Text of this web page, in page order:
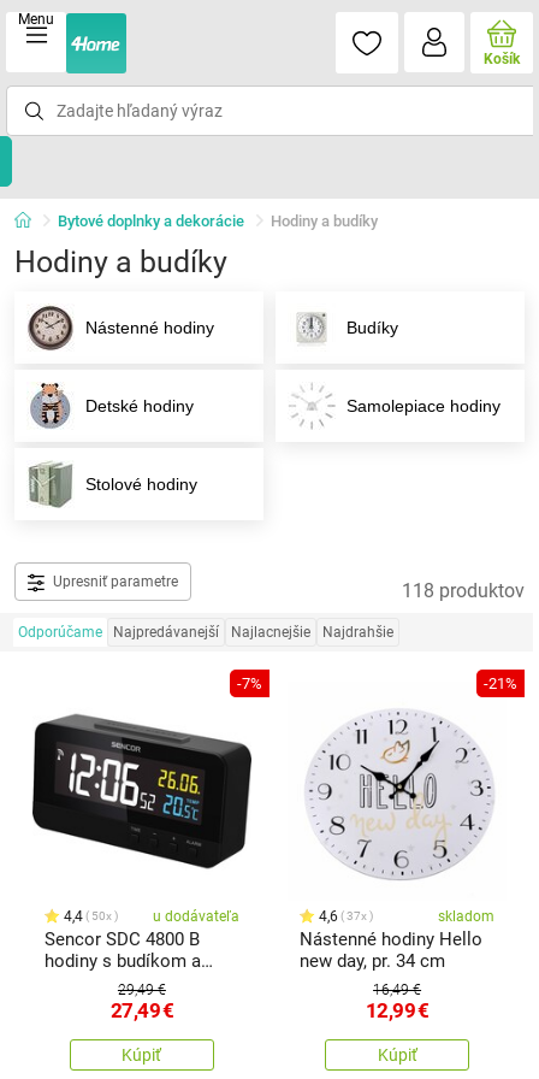
Menu
Košík
Bytové doplnky a dekorácie Hodiny a budíky
Hodiny a budíky
Nástenné hodiny Budíky
Detské hodiny Samolepiace hodiny
Stolové hodiny
Upresniť parametre 118 produktov
Odporúčame Najpredávanejší Najlacnejšie Najdrahšie
-7%
4,4 50x u dodávateľa
Sencor SDC 4800 B
hodiny s budíkom a
teplomerom, čierna
29,49 €
27,49€
Kúpiť
-21%
4,6 37x skladom
Nástenné hodiny Hello
new day, pr. 34 cm
16,49 €
12,99€
Kúpiť